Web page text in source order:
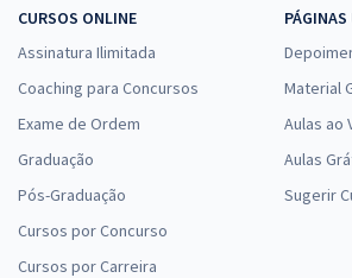
CURSOS ONLINE
Assinatura Ilimitada
Coaching para Concursos
Exame de Ordem
Graduação
Pós-Graduação
Cursos por Concurso
Cursos por Carreira
Material
Aulas ao
Aulas
Sugerir